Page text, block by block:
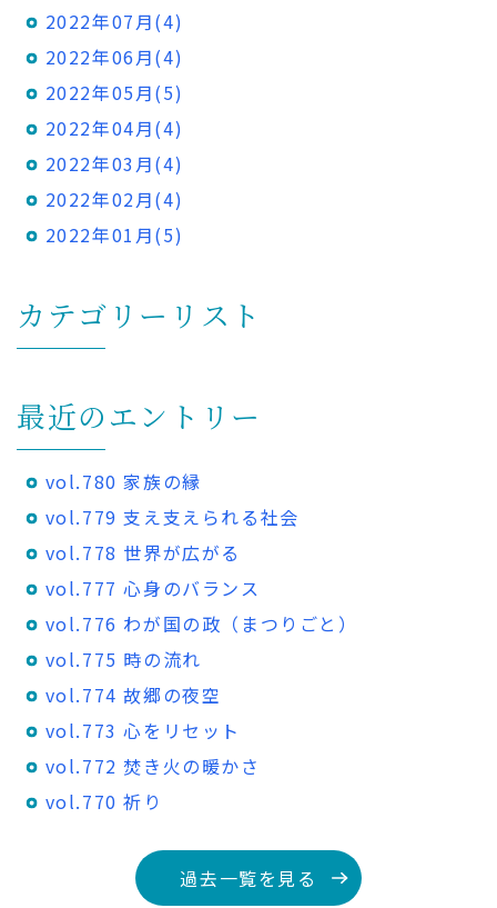
2022年07月(4)
2022年06月(4)
2022年05月(5)
2022年04月(4)
2022年03月(4)
2022年02月(4)
2022年01月(5)
カテゴリーリスト
最近のエントリー
vol.780 家族の縁
vol.779 支え支えられる社会
vol.778 世界が広がる
vol.777 心身のバランス
vol.776 わが国の政（まつりごと）
vol.775 時の流れ
vol.774 故郷の夜空
vol.773 心をリセット
vol.772 焚き火の暖かさ
vol.770 祈り
過去一覧を見る